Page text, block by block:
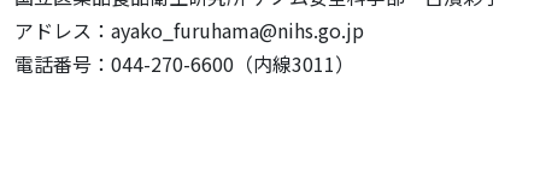
アドレス：ayako_furuhama@nihs.go.jp
電話番号：044-270-6600（内線3011）